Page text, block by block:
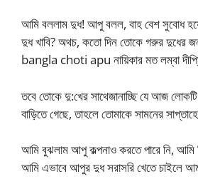
আমি বললাম দুধ! আপু বলল, বাহ বেশ সুবোধ
দুধ খাবি? অথচ, কতো দিন তোকে গরুর দুধের
bangla choti apu নায়িকার মত লম্বা
তবে তোকে দু:খের সাথেজানাচ্ছি যে আজ
বাড়িতে গেছে, তাহলে তোমাকে সামনের
আমি বুঝলাম আপু কল্পনাও করতে পারে নি, আমি
আমি এভাবে আপুর দুধ সরাসরি খেতে চাইলে